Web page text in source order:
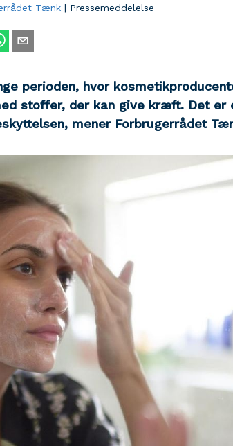
Tænk | Pressemeddelelse
perioden, hvor
stoffer, der kan give kræft. Det er
mener Forbrugerrådet